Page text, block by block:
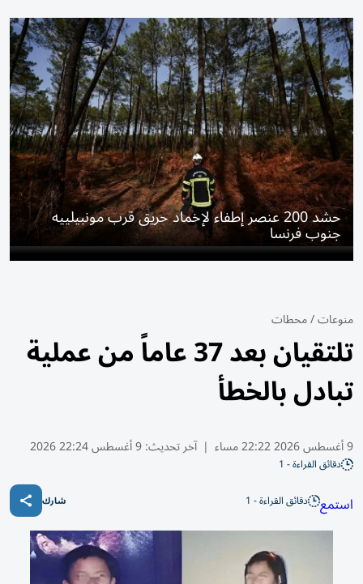
حشد 200 عنصر إطفاء لإخماد حريق قرب مونبيلييه
جنوب فرنسا
منوعات/محطات
تلتقيان بعد 37 عاماً من عملية
تبادل بالخطأ
9 أغسطس 2026 22:22 مساء | آخر تحديث:9 أغسطس 22:24 2026
دقائق القراءة - 1
استمع دقائق القراءة - 1 شارك